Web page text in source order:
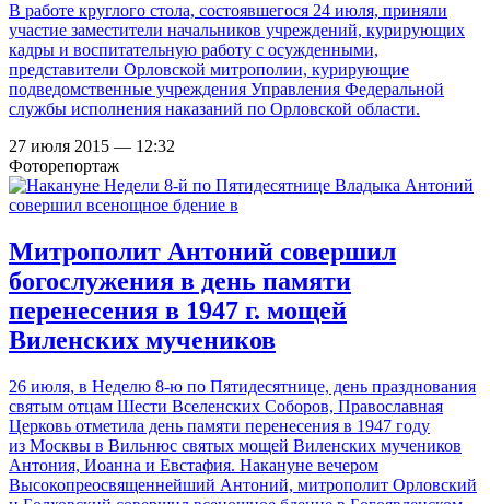
В работе круглого стола, состоявшегося 24 июля, приняли
участие заместители начальников учреждений, курирующих
кадры и воспитательную работу с осужденными,
представители Орловской митрополии, курирующие
подведомственные учреждения Управления Федеральной
службы исполнения наказаний по Орловской области.
27 июля 2015 — 12:32
Фоторепортаж
Митрополит Антоний совершил
богослужения в день памяти
перенесения в 1947 г. мощей
Виленских мучеников
26 июля, в Неделю 8-ю по Пятидесятнице, день празднования
святым отцам Шести Вселенских Соборов, Православная
Церковь отметила день памяти перенесения в 1947 году
из Москвы в Вильнюс святых мощей Виленских мучеников
Антония, Иоанна и Евстафия. Накануне вечером
Высокопреосвященнейший Антоний, митрополит Орловский